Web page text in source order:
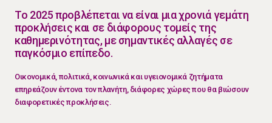
Το 2025 προβλέπεται να είναι μια χρονιά γεμάτη
προκλήσεις και σε διάφορους τομείς της
καθημερινότητας, με σημαντικές αλλαγές σε
παγκόσμιο επίπεδο.
Οικονομικά, πολιτικά, κοινωνικά και υγειονομικά ζητήματα
επηρεάζουν έντονα τον πλανήτη, διάφορες χώρες που θα βιώσουν
διαφορετικές προκλήσεις.